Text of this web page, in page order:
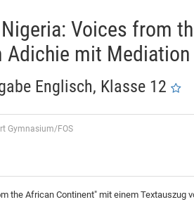
Voices from
Adichie mit Mediation
Englisch, Klasse 12
Gymnasium/FOS
the African Continent" mit einem Textauszug